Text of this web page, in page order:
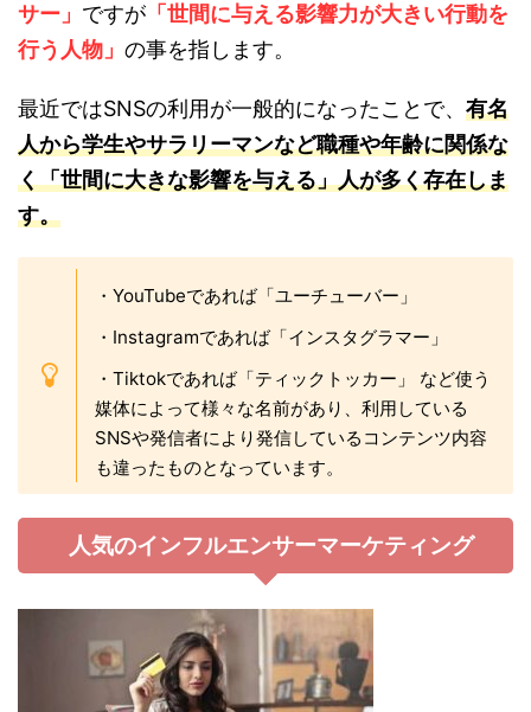
サー」 ですが 「世間に与える影響力が大きい行動を
行う人物 」 の事を指します。
最近ではSNSの利用が一般的になったことで、 有名
人から学生やサラリーマンなど職種や年齢に関係な
く「世間に大きな影響を与える」人が多く存在しま
す。
・YouTubeであれば「ユーチューバー」
・Instagramであれば「インスタグラマー」
・Tiktokであれば「ティックトッカー」 など使う
媒体によって様々な名前があり、利用している
SNSや発信者により発信しているコンテンツ内容
も違ったものとなっています。
人気のインフルエンサーマーケティング